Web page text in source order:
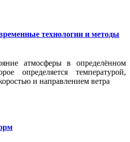
технологии и методы
атмосферы в определённом
определяется температурой,
и направлением ветра